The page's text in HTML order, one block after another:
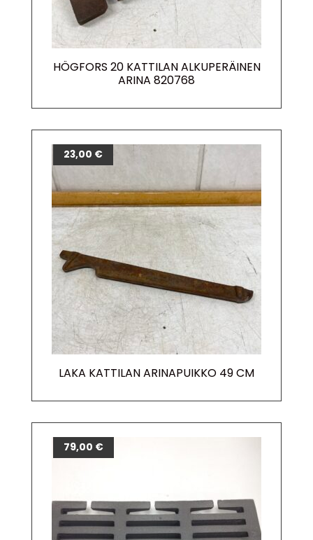
HÖGFORS 20 KATTILAN ALKUPERÄINEN
ARINA 820768
LAKA KATTILAN ARINAPUIKKO 49 CM
23,00 €
79,00 €